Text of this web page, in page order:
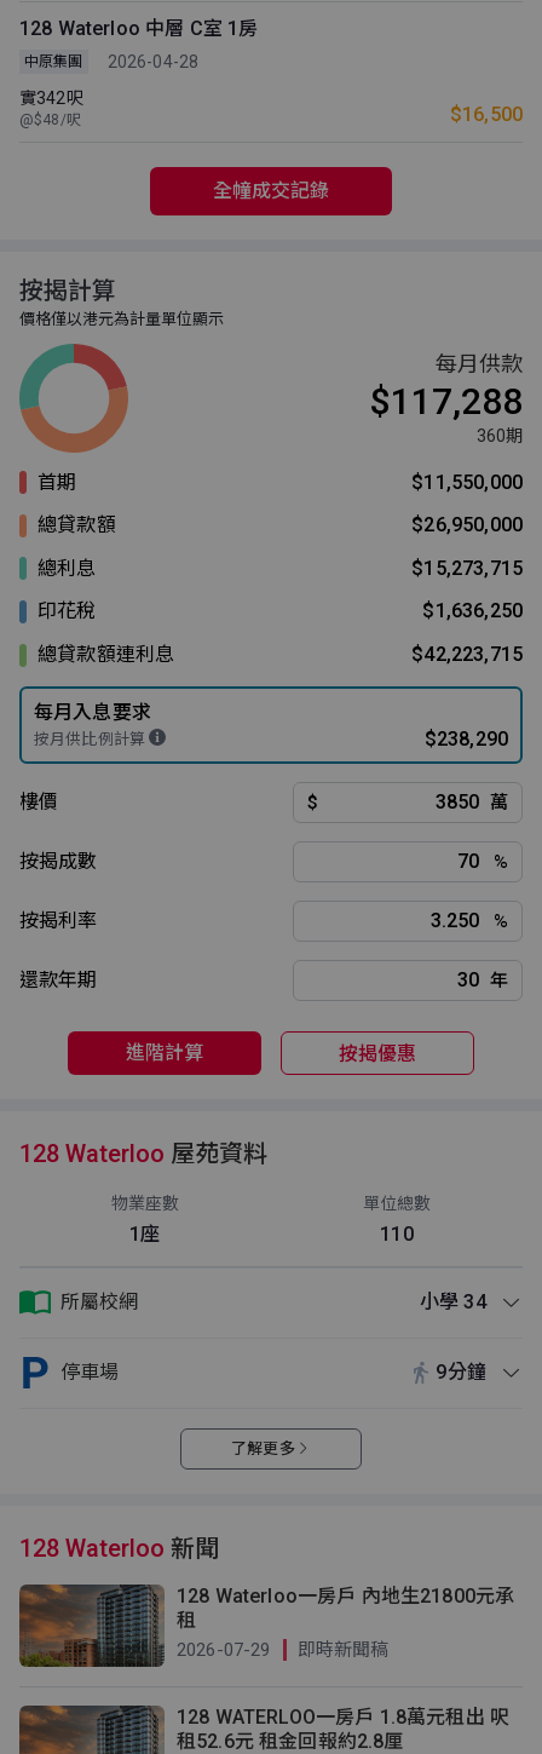
128 Waterloo 中層 C室 1房
中原集團
2026-04-28
實342呎
@$48/呎 $16,500
全幢成交記錄
按揭計算
價格僅以港元為計量單位顯示
每月供款
$117,288
360期
首期
$11,550,000
總貸款額
$26,950,000
總利息
$15,273,715
印花稅
$1,636,250
總貸款額連利息
$42,223,715
每月入息要求
按月供比例計算 $238,290
樓價 $ 萬
按揭成數 %
按揭利率 %
還款年期 年
進階計算 按揭優惠
128 Waterloo 屋苑資料
物業座數
1座
單位總數
110
所屬校網 小學 34
停車場 9分鐘
了解更多
128 Waterloo 新聞
128 Waterloo一房戶 內地生21800元承
租
2026-07-29 即時新聞稿
128 WATERLOO一房戶 1.8萬元租出 呎
租52.6元 租金回報約2.8厘